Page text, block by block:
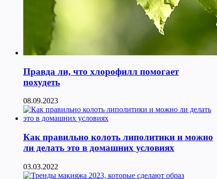
Правда ли, что хлорофилл помогает
похудеть
08.09.2023
Как правильно колоть липолитики и можно
ли делать это в домашних условиях
03.03.2022